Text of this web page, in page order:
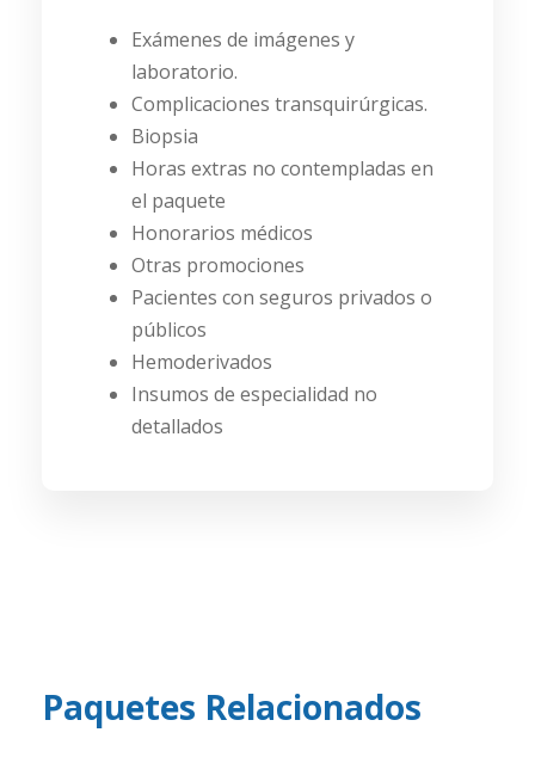
Exámenes de imágenes y
laboratorio.
Complicaciones transquirúrgicas.
Biopsia
Horas extras no contempladas en
el paquete
Honorarios médicos
Otras promociones
Pacientes con seguros privados o
públicos
Hemoderivados
Insumos de especialidad no
detallados
Paquetes Relacionados